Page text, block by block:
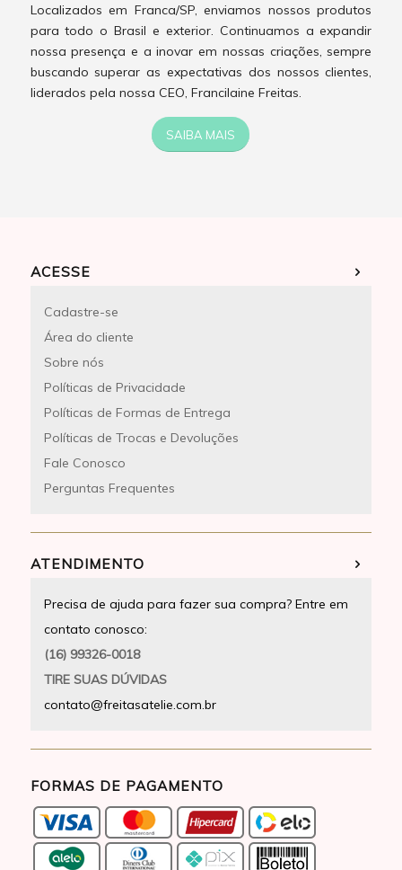
Localizados em Franca/SP, enviamos nossos produtos
para todo o Brasil e exterior. Continuamos a expandir
nossa presença e a inovar em nossas criações, sempre
buscando superar as expectativas dos nossos clientes,
liderados pela nossa CEO, Francilaine Freitas.
SAIBA MAIS
ACESSE
Cadastre-se
Área do cliente
Sobre nós
Políticas de Privacidade
Políticas de Formas de Entrega
Políticas de Trocas e Devoluções
Fale Conosco
Perguntas Frequentes
ATENDIMENTO
Precisa de ajuda para fazer sua compra? Entre em
contato conosco:
(16) 99326-0018
TIRE SUAS DÚVIDAS
contato@freitasatelie.com.br
FORMAS DE PAGAMENTO